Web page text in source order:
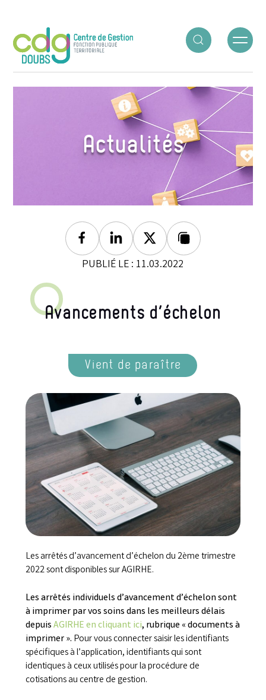
ACCUEIL○ACTUALITÉS○AVANCEMENTS D’ÉCHELON
Actualités
FacebookLinkedinTwitterLien copié
PUBLIÉ LE : 11.03.2022
Avancements d’échelon
Vient de paraître
Les arrêtés d’avancement d’échelon du 2ème trimestre
2022 sont disponibles sur AGIRHE.
Les arrêtés individuels d’avancement d’échelon sont
à imprimer par vos soins dans les meilleurs délais
depuisAGIRHE en cliquant ici, rubrique « documents à
imprimer ». Pour vous connecter saisir les identifiants
spécifiques à l’application, identifiants qui sont
identiques à ceux utilisés pour la procédure de
cotisations au centre de gestion.